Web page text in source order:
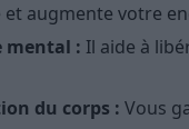
et augmente votre
mental : Il aide à
du corps : Vous